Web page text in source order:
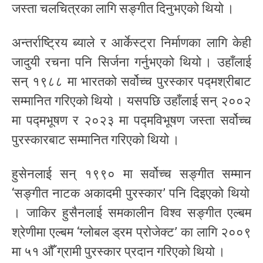
जस्ता चलचित्रका लागि सङ्गीत दिनुभएको थियो ।
अन्तर्राष्ट्रिय ब्याले र आर्केस्ट्रा निर्माणका लागि केही
जादुयी रचना पनि सिर्जना गर्नुभएको थियो । उहाँलाई
सन् १९८८ मा भारतको सर्वोच्च पुरस्कार पद्मश्रीबाट
सम्मानित गरिएको थियो । यसपछि उहाँलाई सन् २००२
मा पद्मभूषण र २०२३ मा पद्मविभूषण जस्ता सर्वोच्च
पुरस्कारबाट सम्मानित गरिएको थियो ।
हुसेनलाई सन् १९९० मा सर्वोच्च सङ्गीत सम्मान
‘सङ्गीत नाटक अकादमी पुरस्कार’ पनि दिइएको थियो
। जाकिर हुसैनलाई समकालीन विश्व सङ्गीत एल्बम
श्रेणीमा एल्बम ‘ग्लोबल ड्रम प्रोजेक्ट’ का लागि २००९
मा ५१ औँ ग्रामी पुरस्कार प्रदान गरिएको थियो ।